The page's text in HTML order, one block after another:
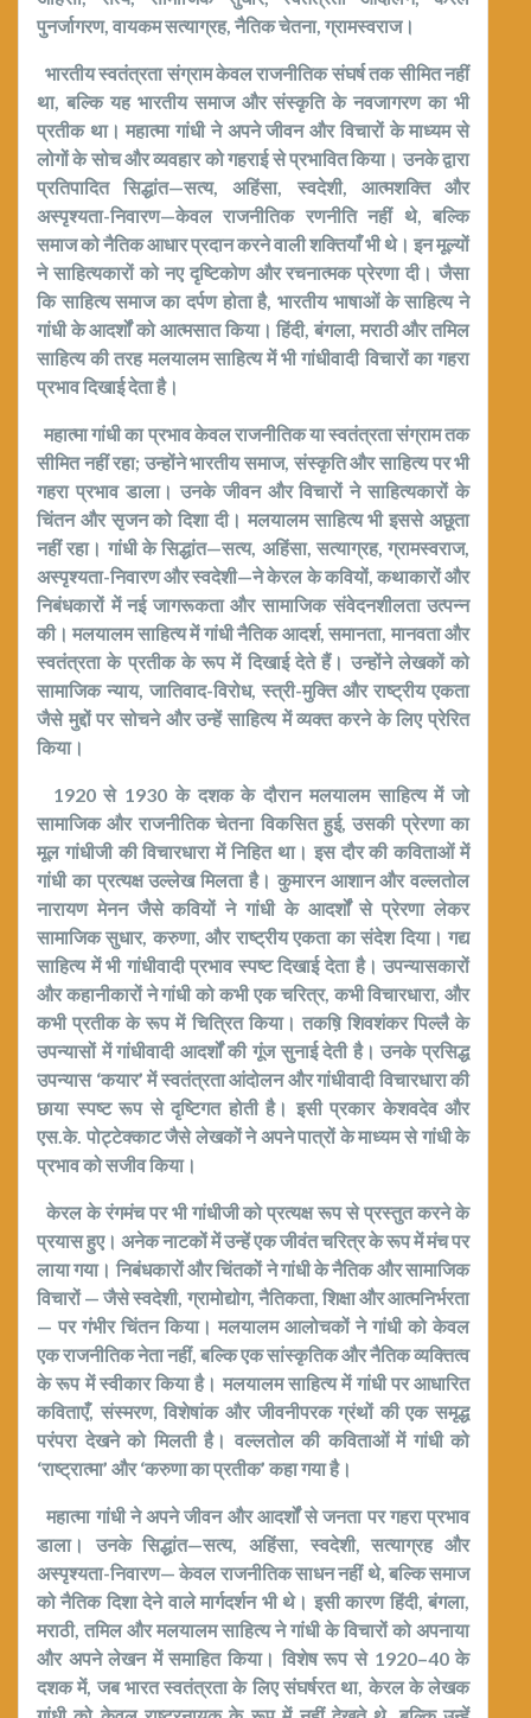
पुनर्जागरण, वायकम सत्याग्रह, नैतिक चेतना, ग्रामस्वराज।
भारतीय स्वतंत्रता संग्राम केवल राजनीतिक संघर्ष तक सीमित नहीं
था, बल्कि यह भारतीय समाज और संस्कृति के नवजागरण का भी
प्रतीक था। महात्मा गांधी ने अपने जीवन और विचारों के माध्यम से
लोगों के सोच और व्यवहार को गहराई से प्रभावित किया। उनके द्वारा
प्रतिपादित सिद्धांत—सत्य,अहिंसा, स्वदेशी, आत्मशक्ति और
अस्पृश्यता-निवारण—केवल राजनीतिक रणनीति नहीं थे,बल्कि
समाज को नैतिक आधार प्रदान करने वाली शक्तियाँ भी थे। इन मूल्यों
ने साहित्यकारों को नए दृष्टिकोण और रचनात्मक प्रेरणा दी। जैसा
कि साहित्य समाज का दर्पण होता है,भारतीय भाषाओं के साहित्य ने
गांधी के आदर्शों को आत्मसात किया। हिंदी, बंगला, मराठी और तमिल
साहित्य की तरह मलयालम साहित्य में भी गांधीवादी विचारों का गहरा
प्रभाव दिखाई देता है।
महात्मा गांधी का प्रभाव केवल राजनीतिक या स्वतंत्रता संग्राम तक
सीमित नहीं रहा; उन्होंने भारतीय समाज, संस्कृति और साहित्य पर भी
गहरा प्रभाव डाला। उनके जीवन और विचारों ने साहित्यकारों के
चिंतन और सृजन को दिशा दी। मलयालम साहित्य भी इससे अछूता
नहीं रहा। गांधी के सिद्धांत—सत्य, अहिंसा, सत्याग्रह,ग्रामस्वराज,
अस्पृश्यता-निवारण और स्वदेशी—ने केरल के कवियों, कथाकारों और
निबंधकारों में नई जागरूकता और सामाजिक संवेदनशीलता उत्पन्न
की। मलयालम साहित्य में गांधी नैतिक आदर्श,समानता, मानवता और
स्वतंत्रता के प्रतीक के रूप में दिखाई देते हैं। उन्होंने लेखकों को
सामाजिक न्याय,जातिवाद-विरोध,स्त्री-मुक्ति और राष्ट्रीय एकता
जैसे मुद्दों पर सोचने और उन्हें साहित्य में व्यक्त करने के लिए प्रेरित
किया।
1920से 1930 के दशक के दौरान मलयालम साहित्य में जो
सामाजिक और राजनीतिक चेतना विकसित हुई,उसकी प्रेरणा का
मूल गांधीजी की विचारधारा में निहित था। इस दौर की कविताओं में
गांधी का प्रत्यक्ष उल्लेख मिलता है। कुमारन आशान और वल्लतोल
नारायण मेनन जैसे कवियों ने गांधी के आदर्शों से प्रेरणा लेकर
सामाजिक सुधार, करुणा,और राष्ट्रीय एकता का संदेश दिया। गद्य
साहित्य में भी गांधीवादी प्रभाव स्पष्ट दिखाई देता है। उपन्यासकारों
और कहानीकारों ने गांधी को कभी एक चरित्र, कभी विचारधारा,और
कभी प्रतीक के रूप में चित्रित किया। तकष़िशिवशंकर पिल्लै के
उपन्यासों में गांधीवादी आदर्शों की गूंज सुनाई देती है। उनके प्रसिद्ध
उपन्यास‘कयार’ में स्वतंत्रता आंदोलन और गांधीवादी विचारधारा की
छाया स्पष्ट रूप से दृष्टिगत होती है। इसी प्रकार केशवदेव और
एस.के. पोट्टेक्काट जैसे लेखकों ने अपने पात्रों के माध्यम से गांधी के
प्रभाव को सजीव किया।
केरल के रंगमंच पर भी गांधीजी को प्रत्यक्ष रूप से प्रस्तुत करने के
प्रयास हुए। अनेक नाटकों में उन्हें एक जीवंत चरित्र के रूप में मंच पर
लाया गया। निबंधकारों और चिंतकों ने गांधी के नैतिक और सामाजिक
विचारों — जैसे स्वदेशी, ग्रामोद्योग, नैतिकता, शिक्षा और आत्मनिर्भरता
— पर गंभीर चिंतन किया। मलयालम आलोचकों ने गांधी को केवल
एक राजनीतिक नेता नहीं,बल्कि एक सांस्कृतिक और नैतिक व्यक्तित्व
के रूप में स्वीकार किया है। मलयालम साहित्य में गांधी पर आधारित
कविताएँ, संस्मरण,विशेषांक और जीवनीपरक ग्रंथों की एक समृद्ध
परंपरा देखने को मिलती है। वल्लतोल की कविताओं में गांधी को
‘राष्ट्रात्मा’ और ‘करुणा का प्रतीक’ कहा गया है।
महात्मा गांधी ने अपने जीवन और आदर्शों से जनता पर गहरा प्रभाव
डाला। उनके सिद्धांत—सत्य,अहिंसा, स्वदेशी,सत्याग्रह और
अस्पृश्यता-निवारण— केवल राजनीतिक साधन नहीं थे, बल्कि समाज
को नैतिक दिशा देने वाले मार्गदर्शन भी थे। इसी कारण हिंदी,बंगला,
मराठी,तमिल और मलयालम साहित्य ने गांधी के विचारों को अपनाया
और अपने लेखन में समाहित किया। विशेष रूप से 1920–40के
दशक में, जब भारत स्वतंत्रता के लिए संघर्षरत था, केरल के लेखक